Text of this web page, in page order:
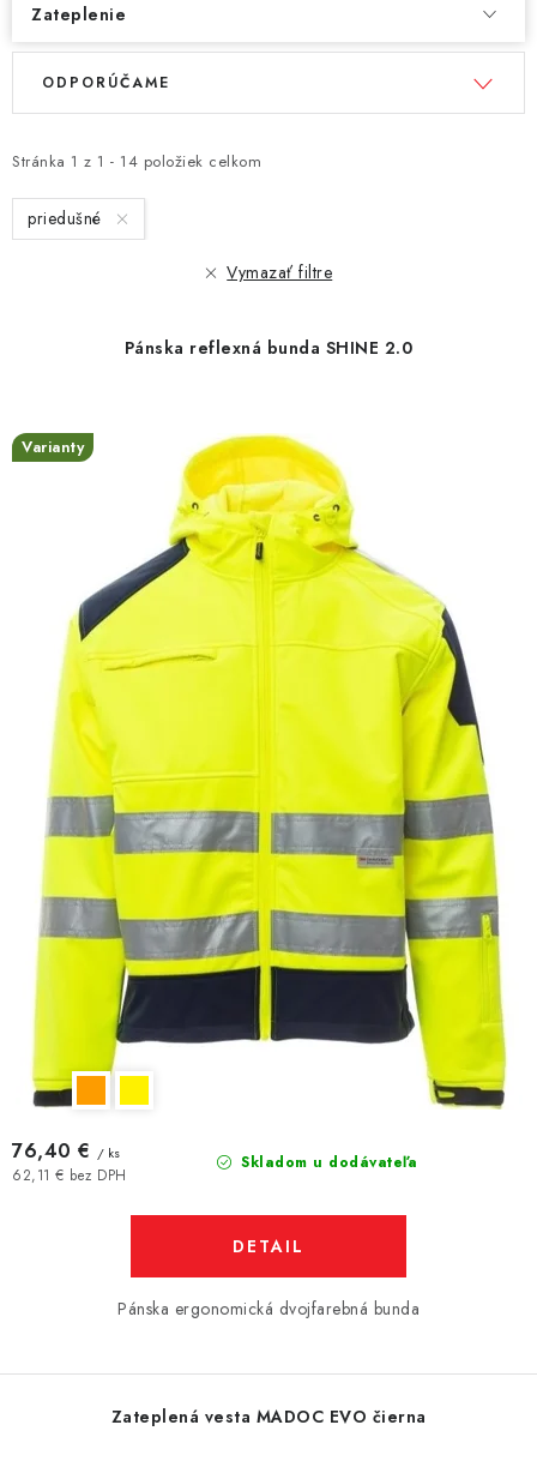
Zateplenie
V
i
s
p
t
o
Stránka 1 z 1 - 14 položiek celkom
R
e
n
i
u
k
ODPORÚČAME
priedušné
Vymazať filtre
Pánska reflexná bunda SHINE 2.0
Varianty
Skladom u dodávateľa
62,11 € bez DPH
76,40 € / ks
DETAIL
Pánska ergonomická dvojfarebná bunda
Zateplená vesta MADOC EVO čierna